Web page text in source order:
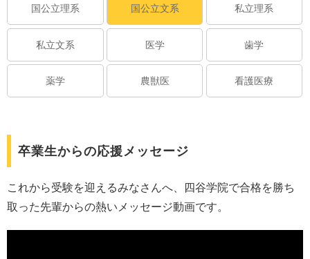
国公立理系 国公立文系 私立理系
私立文系 医学 歯学
薬学 農獣医 看護医療
卒業生からの応援メッセージ
これから受験を迎えるみなさんへ、四谷学院で合格を勝ち
取った先輩からの熱いメッセージ動画です。